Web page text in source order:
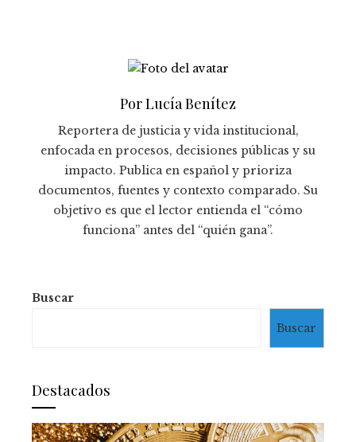
Por Lucía Benítez
Reportera de justicia y vida institucional,
enfocada en procesos, decisiones públicas y su
impacto. Publica en español y prioriza
documentos, fuentes y contexto comparado. Su
objetivo es que el lector entienda el “cómo
funciona” antes del “quién gana”.
Buscar
Buscar
Destacados